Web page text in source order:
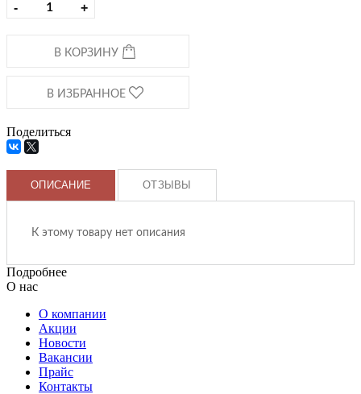
- +
В КОРЗИНУ
В ИЗБРАННОЕ
Поделиться
ОПИСАНИЕ ОТЗЫВЫ
К этому товару нет описания
Подробнее
О нас
О компании
Акции
Новости
Вакансии
Прайс
Контакты